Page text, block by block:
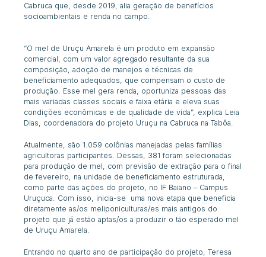
Cabruca que, desde 2019, alia geração de benefícios
socioambientais e renda no campo.
“O mel de Uruçu Amarela é um produto em expansão
comercial, com um valor agregado resultante da sua
composição, adoção de manejos e técnicas de
beneficiamento adequados, que compensam o custo de
produção. Esse mel gera renda, oportuniza pessoas das
mais variadas classes sociais e faixa etária e eleva suas
condições econômicas e de qualidade de vida”, explica Leia
Dias, coordenadora do projeto Uruçu na Cabruca na Tabôa.
Atualmente, são 1.059 colônias manejadas pelas famílias
agricultoras participantes. Dessas, 381 foram selecionadas
para produção de mel, com previsão de extração para o final
de fevereiro, na unidade de beneficiamento estruturada,
como parte das ações do projeto, no IF Baiano – Campus
Uruçuca. Com isso, inicia-se uma nova etapa que beneficia
diretamente as/os meliponiculturas/es mais antigos do
projeto que já estão aptas/os a produzir o tão esperado mel
de Uruçu Amarela.
Entrando no quarto ano de participação do projeto,Teresa